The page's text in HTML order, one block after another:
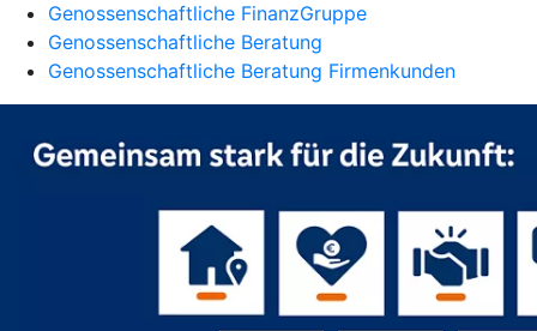
Genossenschaftliche FinanzGruppe
Genossenschaftliche Beratung
Genossenschaftliche Beratung Firmenkunden